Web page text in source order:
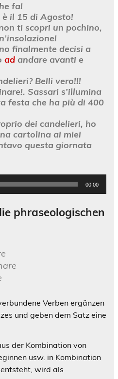
fa!
è il 15 di Agosto!
ti scopri un pochino,
finalmente decisi a
adandare avanti e
Belli vero!!!
Sassari s’illumina
festa che ha più di 400
dei candelieri, ho
cartolina ai miei
questa giornata
00:00
phraseologischen
Verben ergänzen
und geben dem Satz eine
der Kombination von
usw. in Kombination
wird als